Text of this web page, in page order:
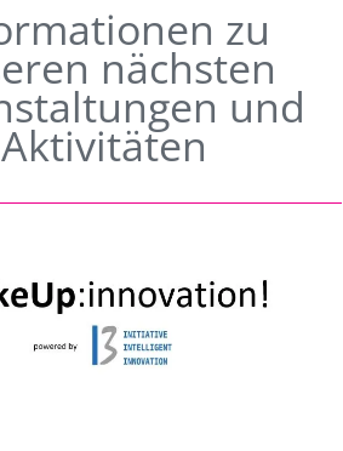
zu
nächsten
und
Aktivitäten